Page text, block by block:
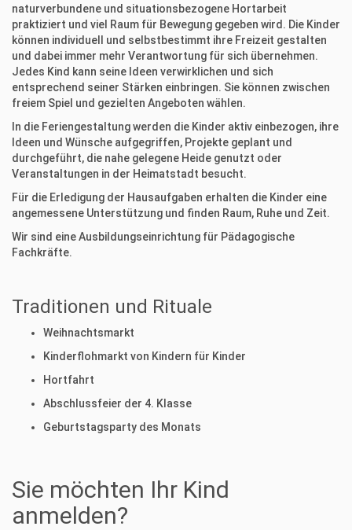
naturverbundene und situationsbezogene Hortarbeit
praktiziert und viel Raum für Bewegung gegeben wird. Die Kinder
können individuell und selbstbestimmt ihre Freizeit gestalten
und dabei immer mehr Verantwortung für sich übernehmen.
Jedes Kind kann seine Ideen verwirklichen und sich
entsprechend seiner Stärken einbringen. Sie können zwischen
freiem Spiel und gezielten Angeboten wählen.
In die Feriengestaltung werden die Kinder aktiv einbezogen, ihre
Ideen und Wünsche aufgegriffen, Projekte geplant und
durchgeführt, die nahe gelegene Heide genutzt oder
Veranstaltungen in der Heimatstadt besucht.
Für die Erledigung der Hausaufgaben erhalten die Kinder eine
angemessene Unterstützung und finden Raum, Ruhe und Zeit.
Wir sind eine Ausbildungseinrichtung für Pädagogische
Fachkräfte.
Traditionen und Rituale
Weihnachtsmarkt
Kinderflohmarkt von Kindern für Kinder
Hortfahrt
Abschlussfeier der 4. Klasse
Geburtstagsparty des Monats
Sie möchten Ihr Kind
anmelden?